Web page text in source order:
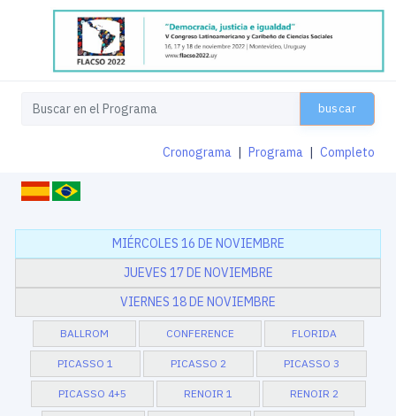
buscar
Cronograma | Programa | Completo
MIÉRCOLES 16 DE NOVIEMBRE
JUEVES 17 DE NOVIEMBRE
VIERNES 18 DE NOVIEMBRE
BALLROM CONFERENCE FLORIDA
PICASSO 1 PICASSO 2 PICASSO 3
PICASSO 4+5 RENOIR 1 RENOIR 2